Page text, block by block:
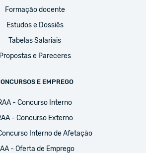
Formação docente
Estudos e Dossiês
Tabelas Salariais
Propostas e Pareceres
E EMPREGO
- Concurso Interno
- Concurso Externo
Interno de Afetação
- Oferta de Emprego